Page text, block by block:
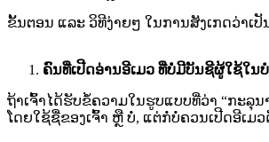
ຂັ້ນຕອນ ແລະ ວິທີງ່າຍໆ ໃນການສັງເກດວ່າເ
ຄົນທີ່ເປີດອ່ານອີເມວ ທີ່ບໍ່​​ມີ​ບັນ​ຊີ​ຜູ້​ໃຊ້​ໃນ​
ຖ້າ​ເຈົ້າ​ໄດ້ຮັບ​ຂໍ້ຄວາມ​ໃນຮູບແບບທີ່ວ່າ​ “ກະລຸນ
ໂດຍໃຊ້ຊື່ຂອງ​ເຈົ້າ​ ຫຼື ບໍ່,​ ແຕ່ກໍ່​ບໍ່​ຄວນ​ເປີດ​ອີ​ເ